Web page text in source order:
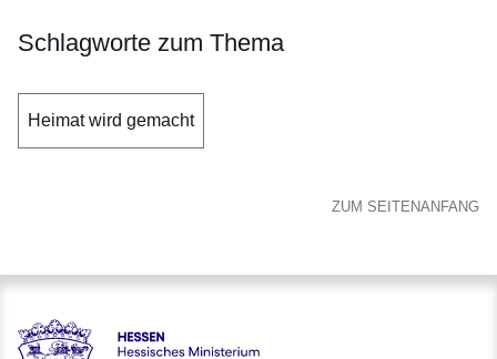
Schlagworte zum Thema
Heimat wird gemacht
ZUM SEITENANFANG